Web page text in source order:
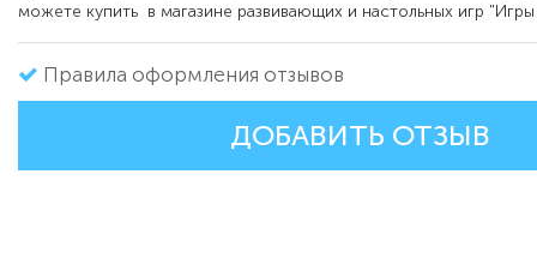
можете купить в магазине развивающих и настольных игр
Правила оформления отзывов
ДОБАВИТЬ ОТЗЫВ